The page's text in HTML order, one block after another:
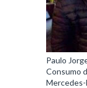
Paulo
Consumo
Mercedes-